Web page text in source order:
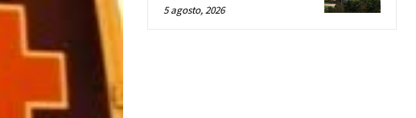
5 agosto, 2026